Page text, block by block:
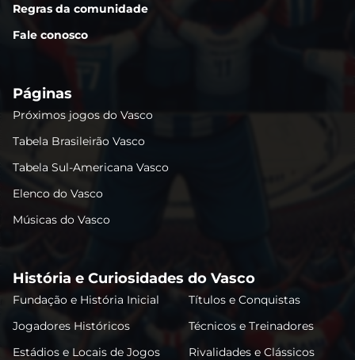
Regras da comunidade
Fale conosco
Páginas
Próximos jogos do Vasco
Tabela Brasileirão Vasco
Tabela Sul-Americana Vasco
Elenco do Vasco
Músicas do Vasco
História e Curiosidades do Vasco
Fundação e História Inicial
Títulos e Conquistas
Jogadores Históricos
Técnicos e Treinadores
Estádios e Locais de Jogos
Rivalidades e Clássicos